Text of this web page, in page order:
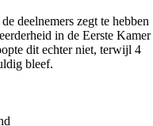
deelnemers zegt te hebben
in de Eerste Kamer
dit echter niet, terwijl 4
bleef.